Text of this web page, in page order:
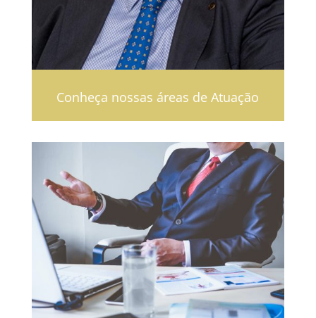
Conheça nossas áreas de Atuação